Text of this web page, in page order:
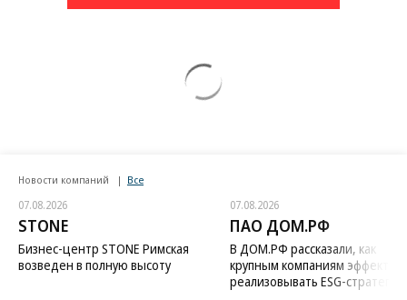
Новости компаний Все
07.08.2026
STONE
Бизнес-центр STONE Римская
возведен в полную высоту
07.08.2026
ПАО ДОМ.РФ
В ДОМ.РФ рассказали, как
крупным компаниям
реализовывать ESG-стратегию